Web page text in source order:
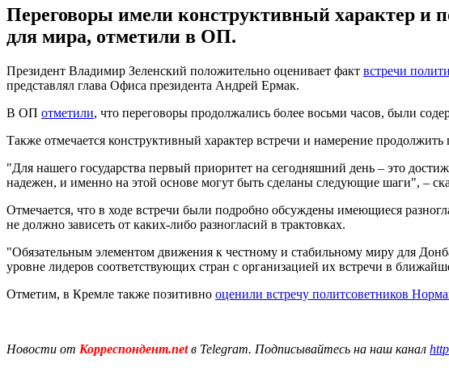
Переговоры имели конструктивный характер и
для мира, отметили в ОП.
Президент Владимир Зеленский положительно оценивает факт встречи
представлял глава Офиса президента Андрей Ермак.
В ОП отметили, что переговоры продолжались более восьми часов, были
Также отмечается конструктивный характер встречи и намерение продолжить
"Для нашего государства первый приоритет на сегодняшний день – это
надежен, и именно на этой основе могут быть сделаны следующие шаги", –
Отмечается, что в ходе встречи были подробно обсуждены имеющиеся
не должно зависеть от каких-либо разногласий в трактовках.
"Обязательным элементом движения к честному и стабильному миру для
уровне лидеров соответствующих стран с организацией их встречи в
Отметим, в Кремле также позитивно оценили встречу политсоветников
Новости от Корреспондент.netв Telegram. Подписывайтесь на наш канал